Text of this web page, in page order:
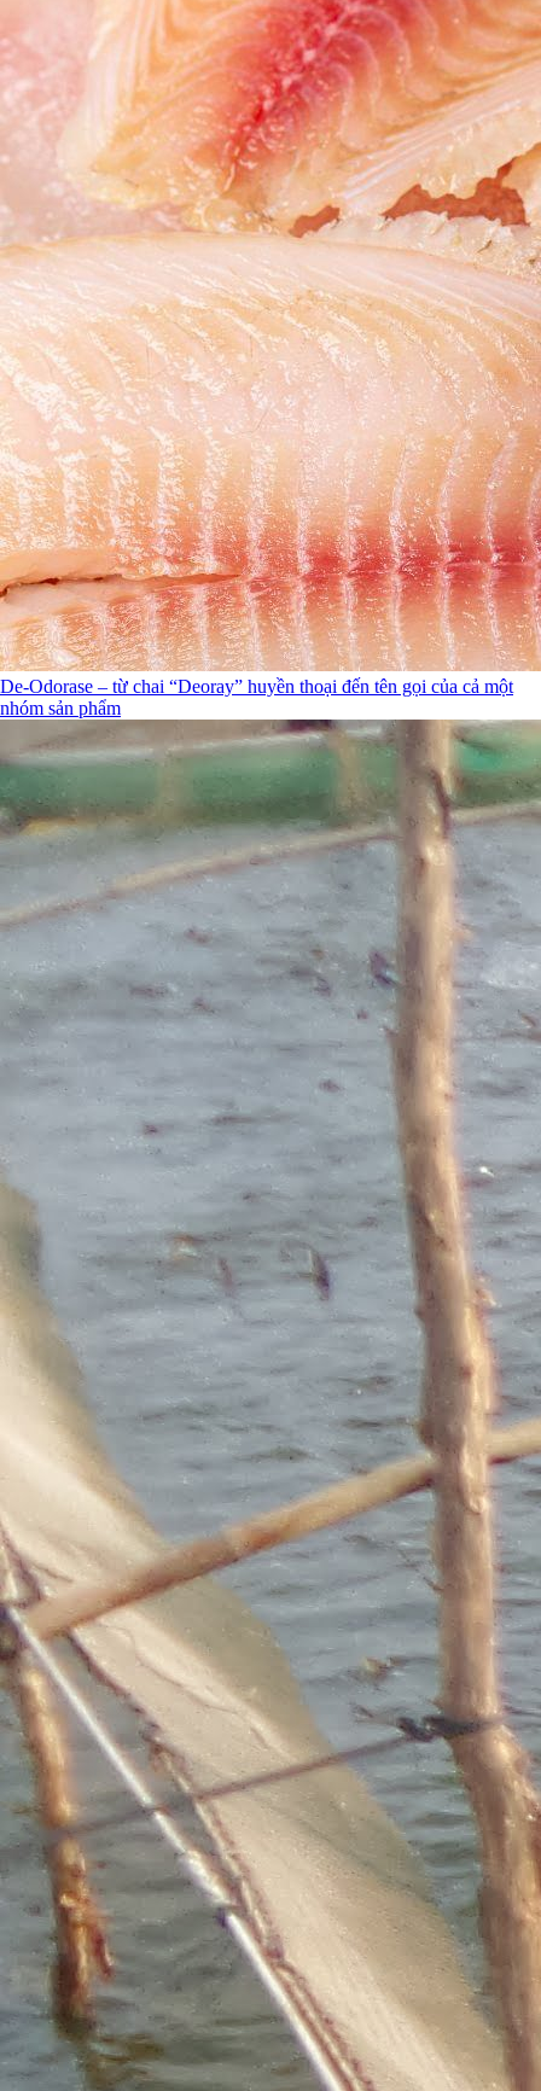
De-Odorase – từ chai “Deoray” huyền thoại đến tên gọi của cả một
nhóm sản phẩm